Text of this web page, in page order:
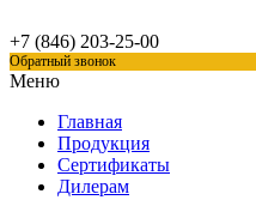
+7 (846) 203-25-00
Обратный звонок
Меню
Главная
Продукция
Сертификаты
Дилерам